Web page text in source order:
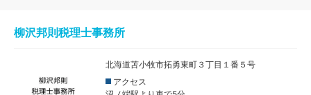
柳沢邦則税理士事務所
北海道苫小牧市拓勇東町３丁目１番５号
アクセス